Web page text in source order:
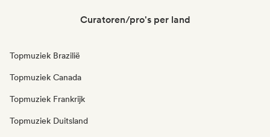
Curatoren/pro's per land
Topmuziek Brazilië
Topmuziek Canada
Topmuziek Frankrijk
Topmuziek Duitsland